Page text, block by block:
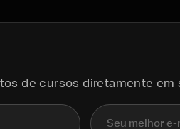
de cursos diretamente em
E-mail